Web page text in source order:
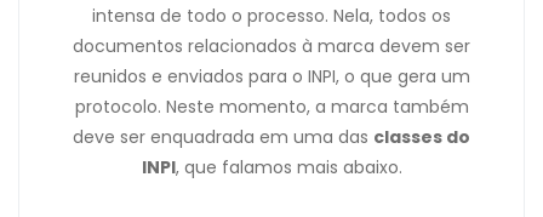
intensa de todo o processo. Nela, todos os
documentos relacionados à marca devem ser
reunidos e enviados para o INPI, o que gera um
protocolo. Neste momento, a marca também
deve ser enquadrada em uma das classes do
INPI, que falamos mais abaixo.